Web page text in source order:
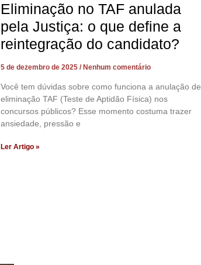
Eliminação no TAF anulada
pela Justiça: o que define a
reintegração do candidato?
5 de dezembro de 2025 Nenhum comentário
Você tem dúvidas sobre como funciona a anulação de
eliminação TAF (Teste de Aptidão Física) nos
concursos públicos? Esse momento costuma trazer
ansiedade, pressão e
Ler Artigo »